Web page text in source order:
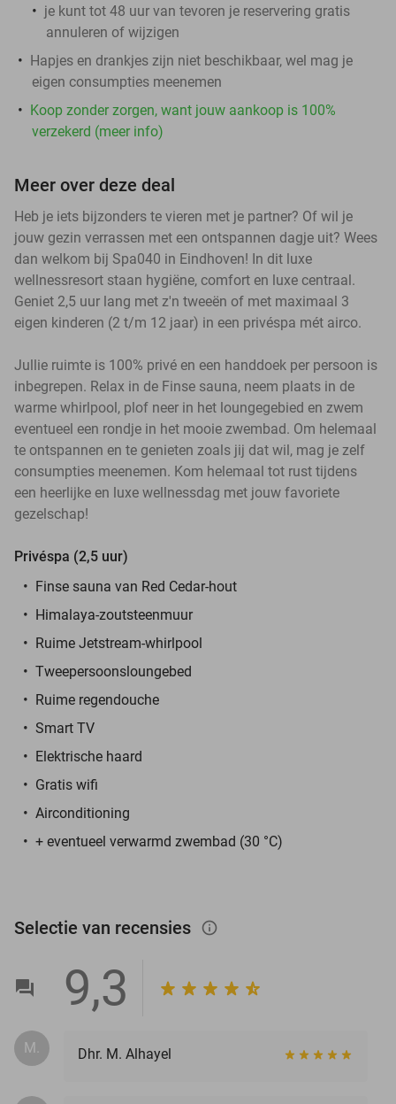
je kunt tot 48 uur van tevoren je reservering gratis
annuleren of wijzigen
Hapjes en drankjes zijn niet beschikbaar, wel mag je
eigen consumpties meenemen
Koop zonder zorgen, want jouw aankoop is 100%
verzekerd (meer info)
Meer over deze deal
Heb je iets bijzonders te vieren met je partner? Of wil je
jouw gezin verrassen met een ontspannen dagje uit? Wees
dan welkom bij Spa040 in Eindhoven! In dit luxe
wellnessresort staan hygiëne, comfort en luxe centraal.
Geniet 2,5 uur lang met z'n tweeën of met maximaal 3
eigen kinderen (2 t/m 12 jaar) in een privéspa mét airco.
Jullie ruimte is 100% privé en een handdoek per persoon is
inbegrepen. Relax in de Finse sauna, neem plaats in de
warme whirlpool, plof neer in het loungegebied en zwem
eventueel een rondje in het mooie zwembad. Om helemaal
te ontspannen en te genieten zoals jij dat wil, mag je zelf
consumpties meenemen. Kom helemaal tot rust tijdens
een heerlijke en luxe wellnessdag met jouw favoriete
gezelschap!
Privéspa (2,5 uur)
Finse sauna van Red Cedar-hout
Himalaya-zoutsteenmuur
Ruime Jetstream-whirlpool
Tweepersoonsloungebed
Ruime regendouche
Smart TV
Elektrische haard
Gratis wifi
Airconditioning
+ eventueel verwarmd zwembad (30 °C)
Selectie van recensies info_outlined
9,3
M. Dhr. M. Alhayel